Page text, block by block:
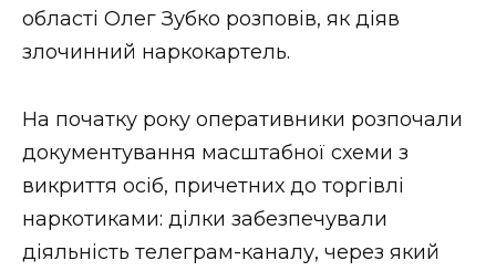
області Олег Зубко розповів, як діяв
злочинний наркокартель.
На початку року оперативники розпочали
документування масштабної схеми з
викриття осіб, причетних до торгівлі
наркотиками: ділки забезпечували
діяльність телеграм-каналу, через який